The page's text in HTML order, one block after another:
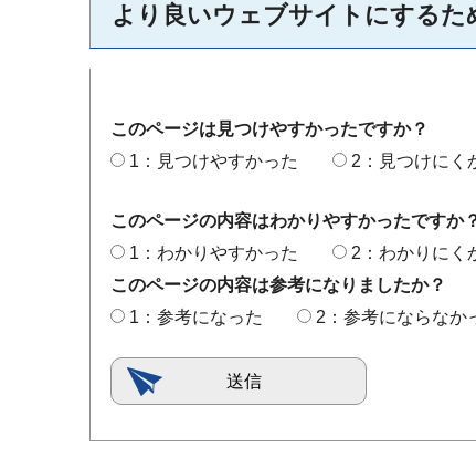
より良いウェブサイトにする
このページは見つけやすかったですか？
1：見つけやすかった
2：見つけにく
このページの内容はわかりやすかったですか
1：わかりやすかった
2：わかりにく
このページの内容は参考になりましたか？
1：参考になった
2：参考にならなか